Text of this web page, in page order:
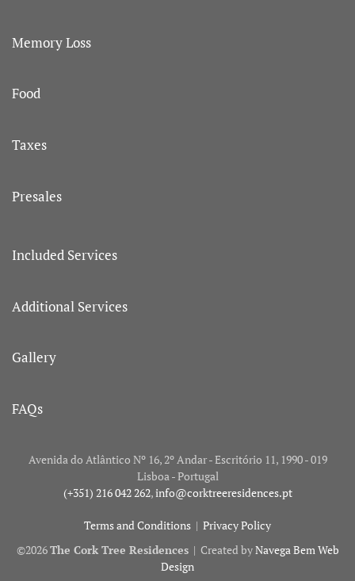
Memory Loss
Food
Taxes
Presales
Included Services
Additional Services
Gallery
FAQs
Avenida do Atlântico Nº 16, 2º Andar - Escritório 11, 1990 - 019
Lisboa - Portugal
(+351) 216 042 262,info@corktreeresidences.pt
Terms and Conditions | Privacy Policy
©2026The Cork Tree Residences| Created byNavega Bem Web
Design